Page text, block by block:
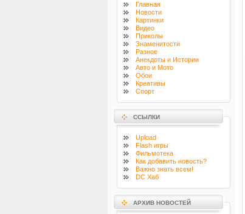
Главная
Новости
Картинки
Видео
Приколы
Знаменитости
Разное
Анекдоты и Истории
Авто и Мото
Обои
Креативы
Спорт
ССЫЛКИ
Upload
Flash игры
Фильмотека
Как добавить новость?
Важно знать всем!
DC Хаб
АРХИВ НОВОСТЕЙ